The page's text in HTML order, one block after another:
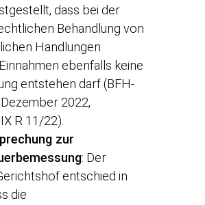
dass bei der
Behandlung von
Handlungen
ebenfalls keine
entstehen darf (BFH-
2022,
R 11/22).
zur
: Der
entschied in
die